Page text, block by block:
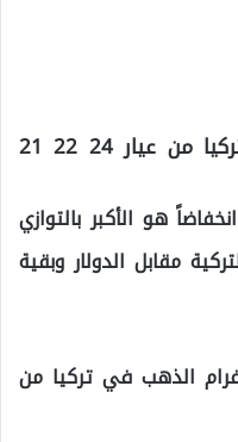
ارتفاع سعر غرام الذهب في تركيا من عيار 24 22 21
هو الأكبر بالتوازي
مقابل الدولار وبقية
الذهب في تركيا من